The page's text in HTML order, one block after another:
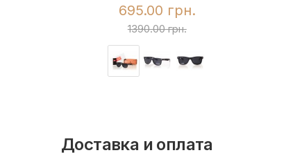
695.00 грн.
1390.00 грн.
Доставка и оплата